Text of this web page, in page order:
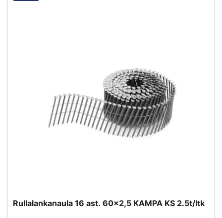
Rullalankanaula 16 ast. 60x2,5 KAMPA KS 2.5t/ltk